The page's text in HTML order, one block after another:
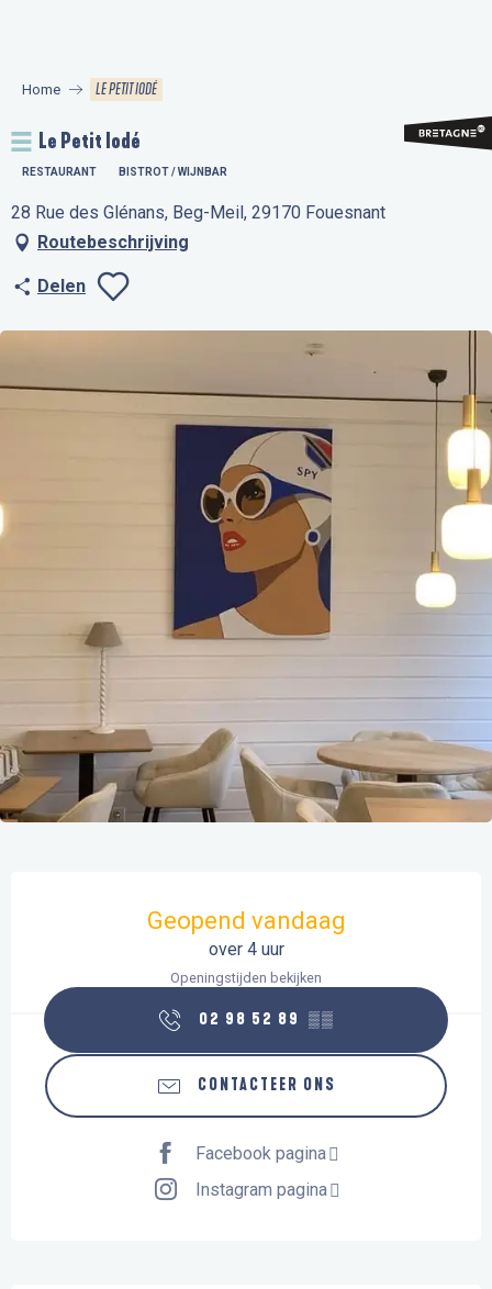
principal
Home LE PETIT IODÉ
Le Petit Iodé
RESTAURANT BISTROT / WIJNBAR
28 Rue des Glénans, Beg-Meil, 29170 Fouesnant
Routebeschrijving
Delen
Ajouter aux
Geopend vandaag
over 4 uur
Openingstijden bekijken
02 98 52 89 ▒▒
CONTACTEER ONS
Facebook pagina
Instagram pagina